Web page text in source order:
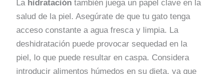
La hidratación también juega un papel clave en la
salud de la piel. Asegúrate de que tu gato tenga
acceso constante a agua fresca y limpia. La
deshidratación puede provocar sequedad en la
piel, lo que puede resultar en caspa. Considera
introducir alimentos húmedos en su dieta, ya que